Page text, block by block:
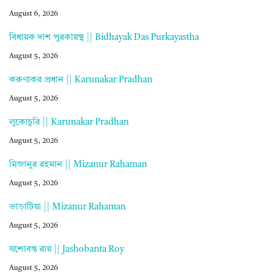
August 6, 2026
বিধায়ক দাশ পুরকায়স্থ || Bidhayak Das Purkayastha
August 5, 2026
করুণাকর প্রধান || Karunakar Pradhan
August 5, 2026
লুকোচুরি || Karunakar Pradhan
August 5, 2026
মিজানুর রহমান || Mizanur Rahaman
August 5, 2026
ভাড়াটিয়া || Mizanur Rahaman
August 5, 2026
যশোবন্ত রায় || Jashobanta Roy
August 5, 2026